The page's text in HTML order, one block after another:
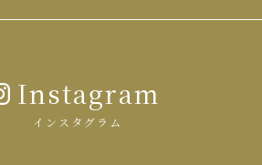
Instagram